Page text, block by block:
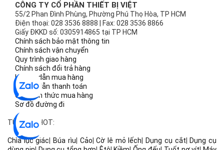
CÔNG TY CỔ PHẦN THIẾT BỊ VIỆT
55/2 Phan Đình Phùng, Phường Phú Thọ Hòa, TP HCM
Điện thoại: 028 3536 8888 | Fax: 028 3536 8866
Giấy ĐKKD số: 0305914865 tại TP HCM
Chính sách bảo mật thông tin
Chính sách vận chuyển
Quy trình giao hàng
Chính sách đổi trả hàng
Hướng dẫn mua hàng
Hướng dẫn thanh toán
Các hình thức mua hàng
Sơ đồ đường đi
TỪ KHÓA HOT:
Chìa lục giác Búa rìu Cảo |Cờ lê mỏ lếch Dụng cụ cắt
Dụng cụ